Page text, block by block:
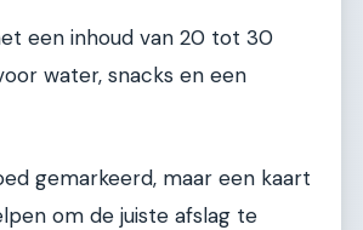
een inhoud van 20 tot 30
water, snacks en een
gemarkeerd, maar een kaart
om de juiste afslag te